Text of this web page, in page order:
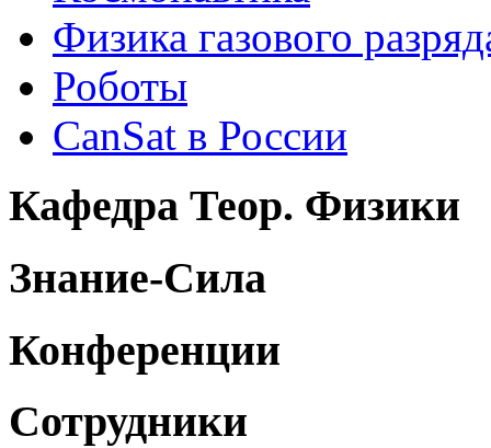
Физика газового
Роботы
CanSat в России
Кафедра Теор. Физики
Знание-Сила
Конференции
Сотрудники